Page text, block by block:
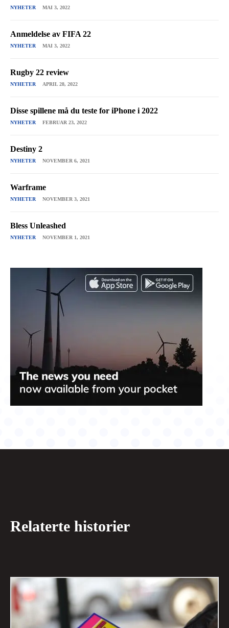
NYHETER MAI 3, 2022
Anmeldelse av FIFA 22
NYHETER MAI 3, 2022
Rugby 22 review
NYHETER APRIL 28, 2022
Disse spillene må du teste for iPhone i 2022
NYHETER FEBRUAR 23, 2022
Destiny 2
NYHETER NOVEMBER 6, 2021
Warframe
NYHETER NOVEMBER 3, 2021
Bless Unleashed
NYHETER NOVEMBER 1, 2021
Relaterte historier